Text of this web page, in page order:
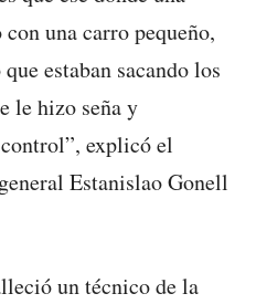
una carro pequeño,
estaban sacando los
le hizo seña y
explicó el
Estanislao Gonell
un técnico de la